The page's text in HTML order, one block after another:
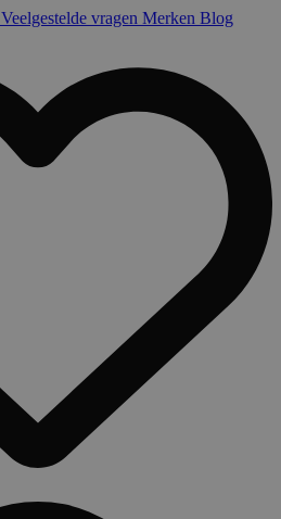
Veelgestelde vragen Merken Blog